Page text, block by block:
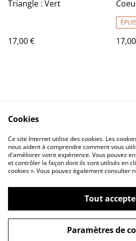
Triangle : Vert
17,00 €
Contact Us
Privacy Policy
©2026Merely
Cookies
Ce site Internet utilise des cookies. Les
nous aident à comprendre comment vous
d'améliorer votre expérience. Vous pouvez
et contrôler la façon dont ils sont utilisés en
cookies ». Vous pouvez également consulter
Tout
Paramètres de